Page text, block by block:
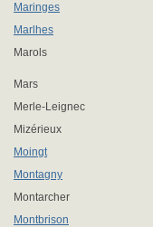
Maringes
Marlhes
Marols
Mars
Merle-Leignec
Mizérieux
Moingt
Montagny
Montarcher
Montbrison